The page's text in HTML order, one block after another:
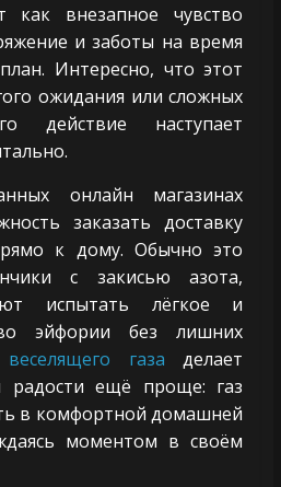
как внезапное чувство
и заботы на время
Интересно, что этот
ожидания или сложных
действие наступает
онлайн магазинах
заказать доставку
к дому. Обычно это
с закисью азота,
испытать лёгкое и
эйфории без лишних
газа делает
радости ещё проще: газ
в комфортной домашней
моментом в своём